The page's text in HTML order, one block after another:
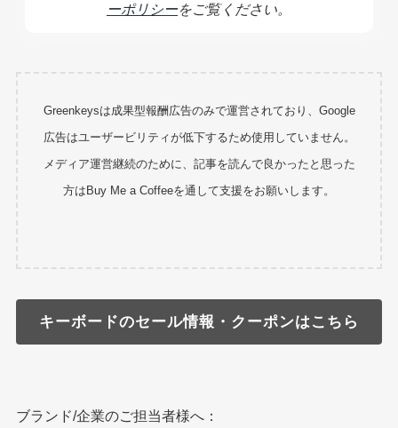
ーポリシーをご覧ください。
Greenkeysは成果型報酬広告のみで運営されており、Google
広告はユーザービリティが低下するため使用していません。
メディア運営継続のために、記事を読んで良かったと思った
方はBuy Me a Coffeeを通して支援をお願いします。
キーボードのセール情報・クーポンはこちら
ブランド/企業のご担当者様へ：